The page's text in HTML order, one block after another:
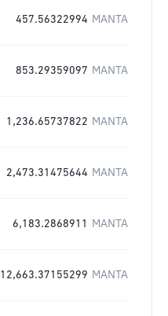
457.56322994 MANTA
853.29359097 MANTA
1,236.65737822 MANTA
2,473.31475644 MANTA
6,183.2868911 MANTA
12,663.37155299 MANTA